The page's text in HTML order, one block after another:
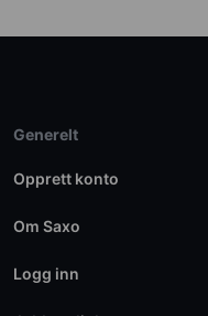
Generelt
Opprett konto
Om Saxo
Logg inn